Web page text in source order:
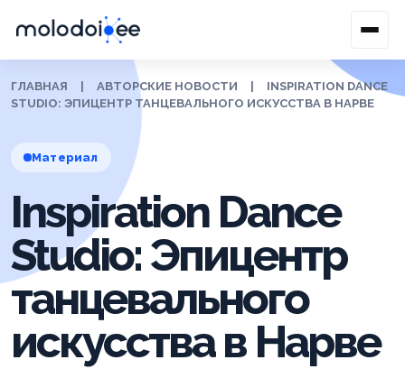
ГЛАВНАЯ АВТОРСКИЕ НОВОСТИ
INSPIRATION DANCE
STUDIO: ЭПИЦЕНТР ТАНЦЕВАЛЬНОГО ИСКУССТВА В НАРВЕ
Материал
Inspiration Dance
Studio: Эпицентр
танцевального
искусства в Нарве